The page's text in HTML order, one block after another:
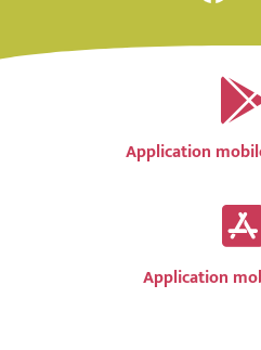
Application
Application